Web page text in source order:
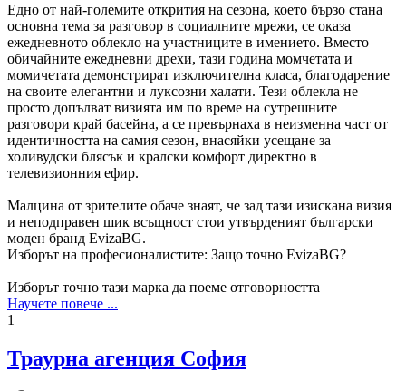
Едно от най-големите открития на сезона, което бързо стана
основна тема за разговор в социалните мрежи, се оказа
ежедневното облекло на участниците в имението. Вместо
обичайните ежедневни дрехи, тази година момчетата и
момичетата демонстрират изключителна класа, благодарение
на своите елегантни и луксозни халати. Тези облекла не
просто допълват визията им по време на сутрешните
разговори край басейна, а се превърнаха в неизменна част от
идентичността на самия сезон, внасяйки усещане за
холивудски блясък и кралски комфорт директно в
телевизионния ефир.
Малцина от зрителите обаче знаят, че зад тази изискана визия
и неподправен шик всъщност стои утвърденият български
моден бранд EvizaBG.
Изборът на професионалистите: Защо точно EvizaBG?
Изборът точно тази марка да поеме отговорността
Научете повече ...
1
Траурна агенция София